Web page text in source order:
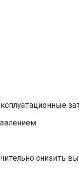
снизить